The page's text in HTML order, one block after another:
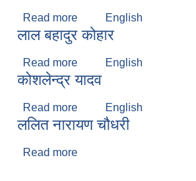
Read more about रमेश गुप्ता
English
लाल बहादुर कोहार
Read more about लाल बहादुर कोहार
English
कोशलेन्द्र यादव
Read more about कोशलेन्द्र यादव
English
ललित नारायण चौधरी
Read more